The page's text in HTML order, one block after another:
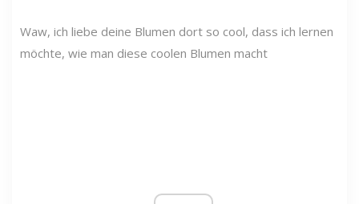
Waw, ich liebe deine Blumen dort so cool, dass ich lernen
möchte, wie man diese coolen Blumen macht